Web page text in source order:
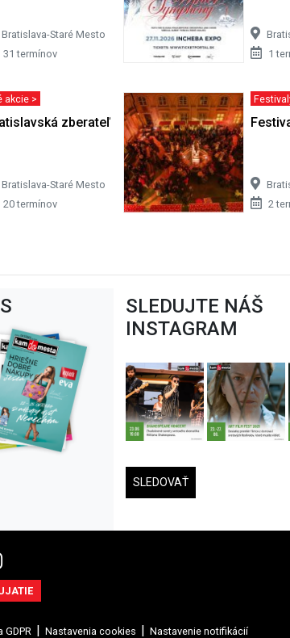
Bratislava-Staré Mesto
31 termínov
1
akcie >
zberateľská burza
Bratislava-Staré Mesto
20 termínov
2
SLEDUJTE NÁŠ
INSTAGRAM
SLEDOVAŤ
GDPR Nastavenia cookies Nastavenie notifikácií